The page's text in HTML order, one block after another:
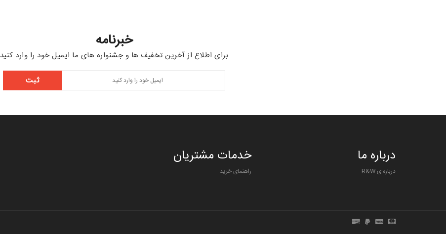
خبرنامه
برای اطلاع از آخرین تخفیف ها و جشنواره های ما ایمیل خود را وارد کنید
درباره ما
درباره ی R&W
خدمات مشتریان
راهنمای خرید